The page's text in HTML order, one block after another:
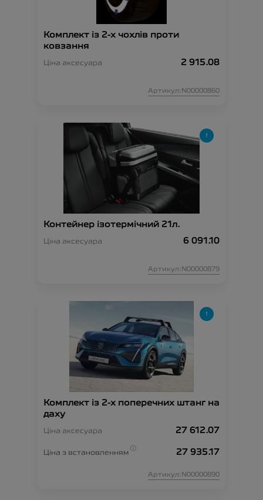
Комплект із 2-х чохлів проти
ковзання
Ціна аксесуара 2 915.08
Артикул:N00000860
Контейнер ізотермічний 21л.
Ціна аксесуара 6 091.10
Артикул:N00000879
Комплект із 2-х поперечних штанг на
даху
Ціна аксесуара 27 612.07
Ціна з встановленням 27 935.17
Артикул:N00000890